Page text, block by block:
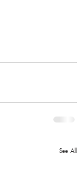
See All